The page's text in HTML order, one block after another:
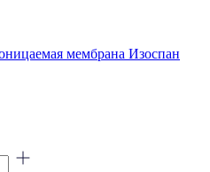
мембрана Изоспан